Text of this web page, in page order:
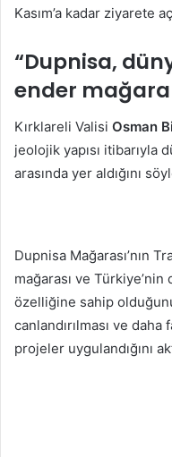
Kasım’a kadar ziyarete
“Dupnisa,
ender
Kırklareli Valisi Osman
jeolojik yapısı itibarıyla
arasında yer aldığını
Dupnisa Mağarası’nın
mağarası ve
özelliğine sahip
canlandırılması ve
projeler uygulandığını